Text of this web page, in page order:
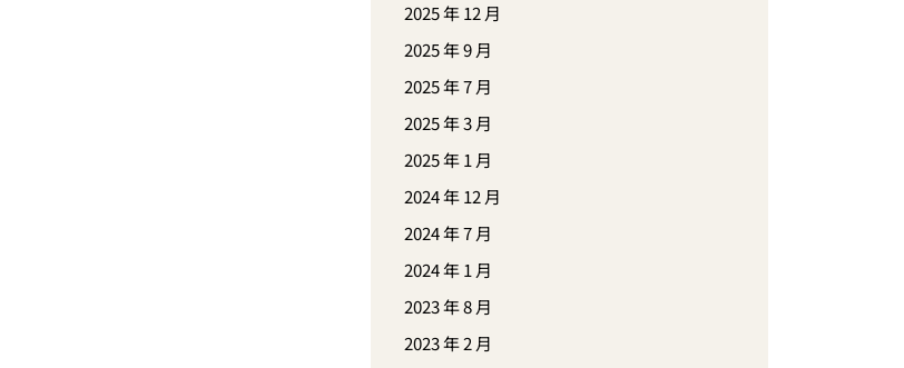
2025 年 12 月
2025 年 9 月
2025 年 7 月
2025 年 3 月
2025 年 1 月
2024 年 12 月
2024 年 7 月
2024 年 1 月
2023 年 8 月
2023 年 2 月